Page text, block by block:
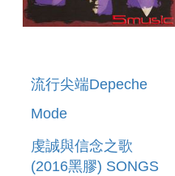
流行尖端Depeche
Mode
虔誠與信念之歌
(2016黑膠) SONGS